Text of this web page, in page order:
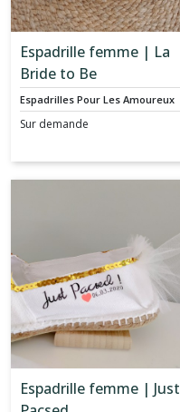
Espadrille femme | La
Bride to Be
Espadrilles Pour Les Amoureux
Sur demande
Espadrille femme | Just